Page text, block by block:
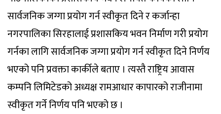
सार्वजनिक जग्गा प्रयोग गर्न स्वीकृत दिने र कर्जान्हा
नगरपालिका सिरहालाई प्रशासकिय भवन निर्माण गरी प्रयोग
गर्नका लागि सार्वजनिक जग्गा प्रयोग गर्न स्वीकृत दिने निर्णय
भएको पनि प्रवक्ता कार्कीले बताए । त्यस्तै राष्ट्रिय आवास
कम्पनि लिमिटेडको अध्यक्ष रामआधार कापारको राजीनामा
स्वीकृत गर्ने निर्णय पनि भएको छ ।